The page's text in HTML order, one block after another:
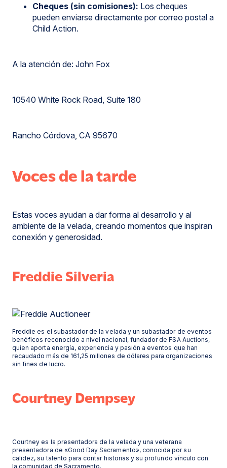
Cheques (sin comisiones): Los cheques
pueden enviarse directamente por correo postal a
Child Action.
A la atención de: John Fox
10540 White Rock Road, Suite 180
Rancho Córdova, CA 95670
tardeVoces de la tarde
Estas voces ayudan a dar forma al desarrollo y al
ambiente de la velada, creando momentos que inspiran
conexión y generosidad.
Freddie Silveria
Freddie es el subastador de la velada y un subastador de eventos
benéficos reconocido a nivel nacional, fundador de FSA Auctions,
quien aporta energía, experiencia y pasión a eventos que han
recaudado más de 161,25 millones de dólares para organizaciones
sin fines de lucro.
Courtney Dempsey
Courtney es la presentadora de la velada y una veterana
presentadora de «Good Day Sacramento», conocida por su
calidez, su talento para contar historias y su profundo vínculo con
la comunidad de Sacramento.